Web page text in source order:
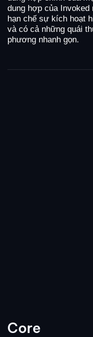
dung hợp của
hạn chế sự kích hoạt
và có cả những quái
phương nhanh gọn.
Core